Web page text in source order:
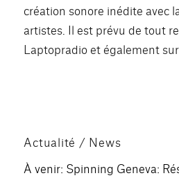
création sonore inédite avec
artistes. Il est prévu de tout
Laptopradio et également
Actualité / News
À venir: Spinning Geneva: